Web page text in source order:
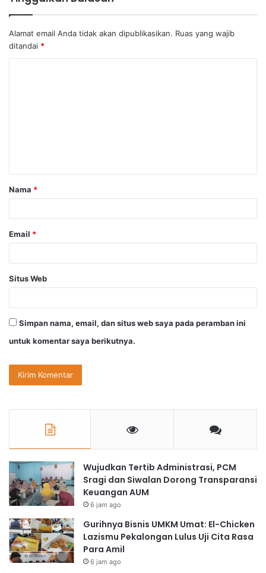
Alamat email Anda tidak akan dipublikasikan. Ruas yang wajib
ditandai *
a
r
Nama *
Email *
Situs Web
Simpan nama, email, dan situs web saya pada peramban ini
untuk komentar saya berikutnya.
Wujudkan Tertib Administrasi, PCM
Sragi dan Siwalan Dorong Transparansi
Keuangan AUM
6 jam ago
Gurihnya Bisnis UMKM Umat: El-Chicken
Lazismu Pekalongan Lulus Uji Cita Rasa
Para Amil
6 jam ago